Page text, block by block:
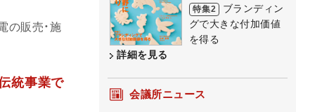
の販売・施
統事業で
特集2
ブランディン
グで大きな付加価値
を得る
詳細を見る
会議所ニュース